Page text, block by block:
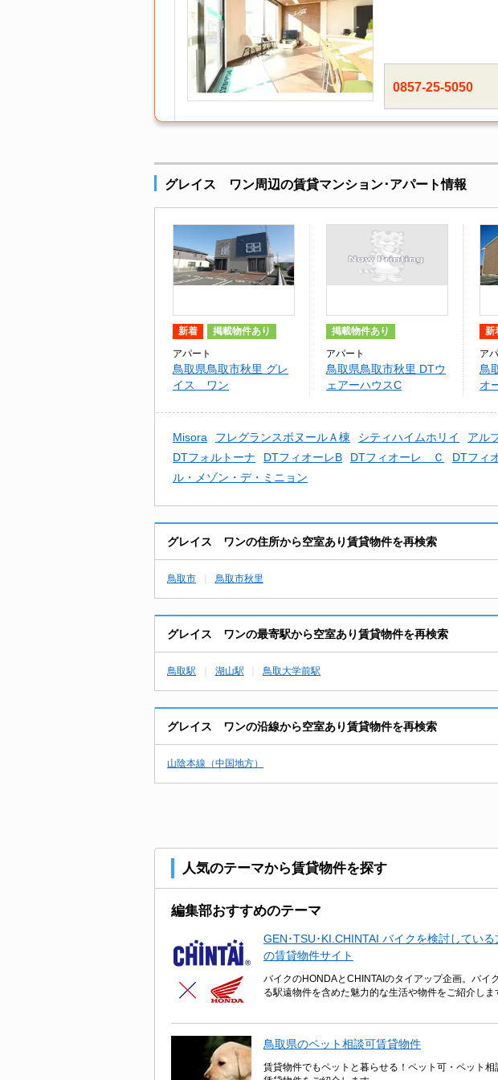
0857-25-5050
グレイス ワン周辺の賃貸マンション･アパート情報
新着 掲載物件あり
アパート
鳥取県鳥取市秋里 グレ
イス ワン
掲載物件あり
アパート
鳥取県鳥取市秋里 DTウ
ェアーハウスC
新
ア
鳥
オ
Misora フレグランスボヌールＡ棟 シティハイムホリイ アル
DTフォルトーナ
DTフィオーレB DTフィオーレ Ｃ DTフィ
ル・メゾン・デ・ミニョン
グレイス ワンの住所から空室あり賃貸物件を再検索
鳥取市 鳥取市秋里
グレイス ワンの最寄駅から空室あり賃貸物件を再検索
鳥取駅 湖山駅 鳥取大学前駅
グレイス ワンの沿線から空室あり賃貸物件を再検索
山陰本線（中国地方）
人気のテーマから賃貸物件を探す
編集部おすすめのテーマ
GEN･TSU･KI.CHINTAI バイクを検討している
の賃貸物件サイト
バイクのHONDAとCHINTAIのタイアップ企画。バイ
る駅遠物件を含めた魅力的な生活や物件をご紹介しま
鳥取県のペット相談可賃貸物件
賃貸物件でもペットと暮らせる！ペット可・ペット相